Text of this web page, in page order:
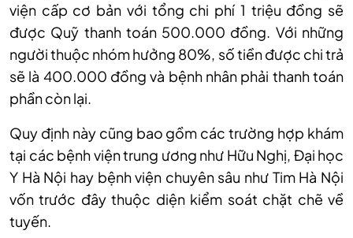
viện cấp cơ bản với tổng chi phí 1 triệu đồng sẽ
được Quỹ thanh toán 500.000 đồng. Với những
người thuộc nhóm hưởng 80%, số tiền được chi trả
sẽ là 400.000 đồng và bệnh nhân phải thanh toán
phần còn lại.
Quy định này cũng bao gồm các trường hợp khám
tại các bệnh viện trung ương như Hữu Nghị, Đại học
Y Hà Nội hay bệnh viện chuyên sâu như Tim Hà Nội
vốn trước đây thuộc diện kiểm soát chặt chẽ về
tuyến.